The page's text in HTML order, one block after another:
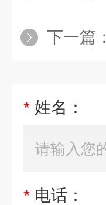
下一篇：
* 姓名：
* 电话：